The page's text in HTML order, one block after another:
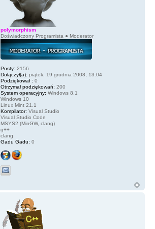
polymorphism
Doświadczony Programista ● Moderator
Posty: 2156
Dołączył(a): piątek, 19 grudnia 2008, 13:04
Podziękował : 0
Otrzymał podziękowań: 200
System operacyjny: Windows 8.1
Windows 10
Linux Mint 21.1
Kompilator: Visual Studio
Visual Studio Code
MSYS2 (MinGW, clang)
g++
clang
Gadu Gadu: 0